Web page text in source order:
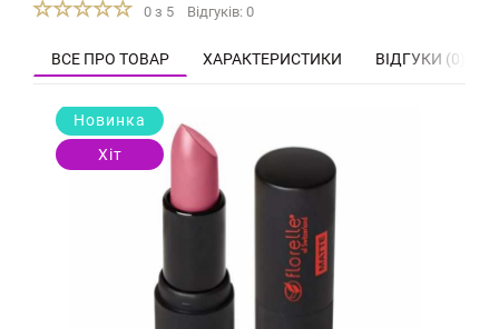
0 з 5 Відгуків: 0
ВСЕ ПРО ТОВАР ХАРАКТЕРИСТИКИ ВІДГУКИ (0)
Новинка
Хіт